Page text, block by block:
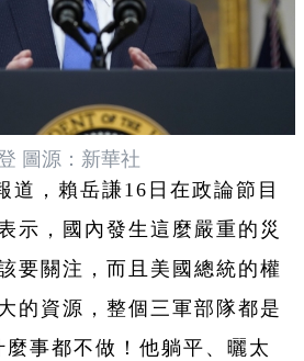
圖源：新華社
道，賴岳謙16日在政論節目
示，國內發生這麼嚴重的災
要關注，而且美國總統的權
的資源，整個三軍部隊都是
事都不做！他躺平、曬太